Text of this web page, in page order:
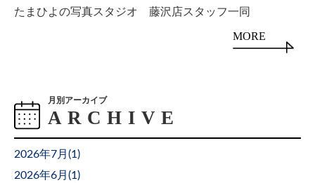
たまひよの写真スタジオ 藤沢店スタッフ一同
MORE
月別アーカイブ
2026年7月(1 )
2026年6月(1 )